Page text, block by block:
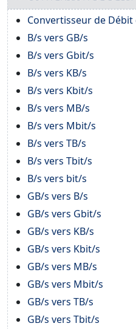
Convertisseur de Débit
B/s vers GB/s
B/s vers Gbit/s
B/s vers KB/s
B/s vers Kbit/s
B/s vers MB/s
B/s vers Mbit/s
B/s vers TB/s
B/s vers Tbit/s
B/s vers bit/s
GB/s vers B/s
GB/s vers Gbit/s
GB/s vers KB/s
GB/s vers Kbit/s
GB/s vers MB/s
GB/s vers Mbit/s
GB/s vers TB/s
GB/s vers Tbit/s